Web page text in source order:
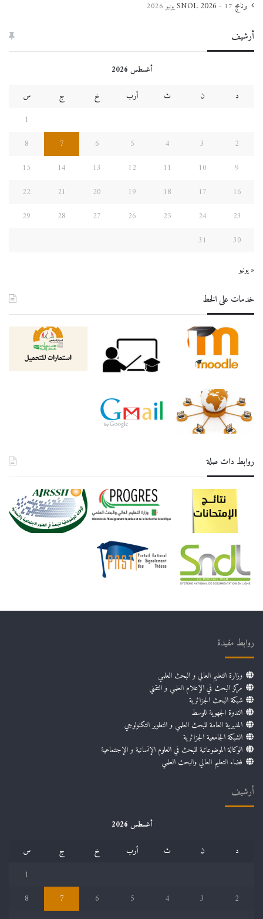
برنامج SNOL 2026 17 يونيو 2026
أرشيف
أغسطس 2026
د
ن ث أرب خ ج
س
1
2
3
4
5
6
7
8
9
10
11
12
13
14
15
16
17
18
19
20
21
22
23
24
25
26
27
28
29
30
31
« يونيو
خدمات على الخط
روابط دات صلة
روابط مفيدة
وزارة التعليم العالي و البحث العلمي
مركز البحث في الإعلام العلمي و التقني
شبكة البحث الجزائرية
الندوة الجهوية للوسط
المديرية العامة للبحث العلمي و التطوير التكنولوجي
الشبكة الجامعية الجزائرية
الوكالة الموضوعاتية للبحث في العلوم الإنسانية و الإجتماعية
فضاء التعليم العالي والبحث العلمي
أرشيف
أغسطس 2026
د
ن ث أرب خ ج
س
1
2
3
4
5
6
7
8